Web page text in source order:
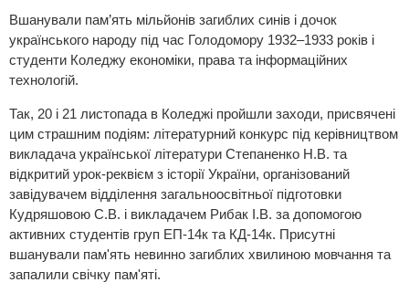
Вшанували пам’ять мільйонів загиблих синів і дочок
українського народу під час Голодомору 1932–1933 років і
студенти Коледжу економіки, права та інформаційних
технологій.
Так, 20 і 21 листопада в Коледжі пройшли заходи, присвячені
цим страшним подіям: літературний конкурс під керівництвом
викладача української літератури Степаненко Н.В. та
відкритий урок-реквієм з історії України, організований
завідувачем відділення загальноосвітньої підготовки
Кудряшовою С.В. і викладачем Рибак І.В. за допомогою
активних студентів груп ЕП-14к та КД-14к. Присутні
вшанували пам'ять невинно загиблих хвилиною мовчання та
запалили свічку пам'яті.